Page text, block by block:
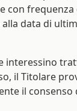
con frequenza
data di
interessino
il Titolare
il consenso